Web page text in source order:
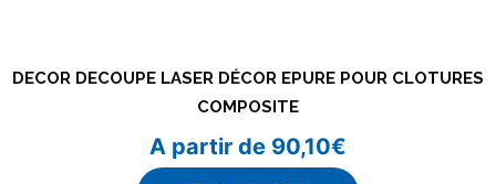
DECOR DECOUPE LASER DÉCOR EPURE POUR CLOTURES
COMPOSITE
A partir de 90,10€